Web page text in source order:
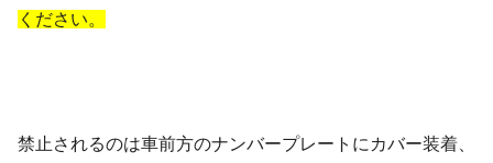
ください。
禁止されるのは車前方のナンバープレートにカバー装着、